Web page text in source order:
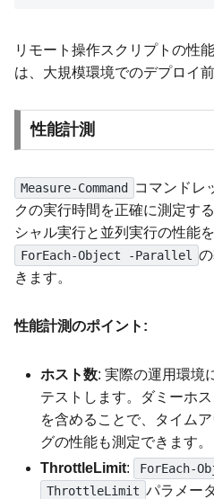
リモート操作スクリプトの性
は、大規模環境でのデプロイ
性能計測
Measure-Command
コマンドレ
クの実行時間を正確に測定す
シャル実行と並列実行の性能
ForEach-Object -Parallel
きます。
性能計測のポイント:
ホスト数: 実際の運用環境
テストします。ダミーホ
を含めることで、タイム
グの性能も測定できます。
ThrottleLimit: ForEach-
ThrottleLimit パラメー